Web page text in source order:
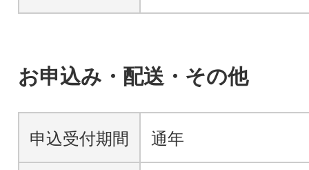
お申込み・配送・その他
申込受付期間 通年